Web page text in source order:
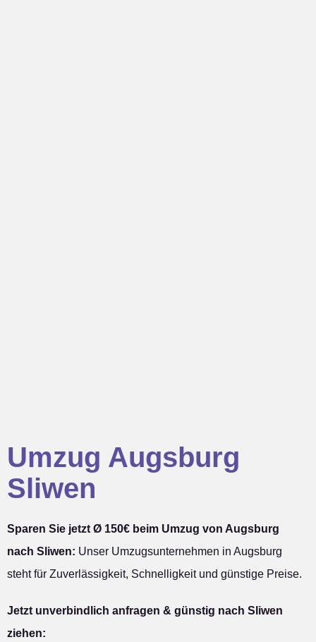
Umzug Augsburg
Sliwen
Sparen Sie jetzt Ø 150€ beim Umzug von Augsburg
nach Sliwen: Unser Umzugsunternehmen in Augsburg
steht für Zuverlässigkeit, Schnelligkeit und günstige Preise.
Jetzt unverbindlich anfragen & günstig nach Sliwen
ziehen: